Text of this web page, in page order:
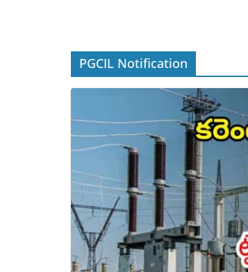
PGCIL Notification